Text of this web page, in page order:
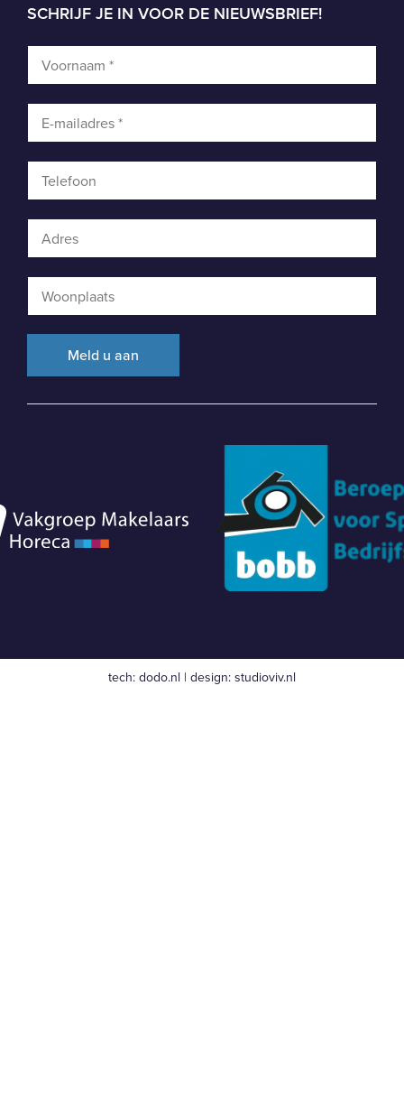
SCHRIJF JE IN VOOR DE NIEUWSBRIEF!
tech: dodo.nl | design: studioviv.nl